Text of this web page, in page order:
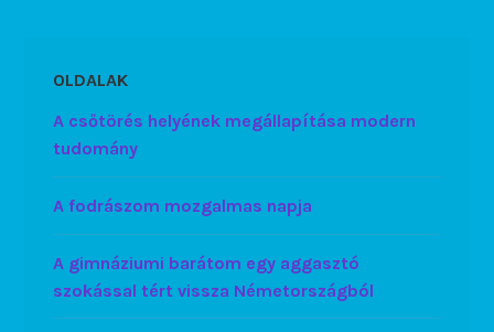
OLDALAK
A csőtörés helyének megállapítása modern
tudomány
A fodrászom mozgalmas napja
A gimnáziumi barátom egy aggasztó
szokással tért vissza Németországból